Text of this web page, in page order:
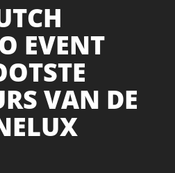
EVENT
VAN DE